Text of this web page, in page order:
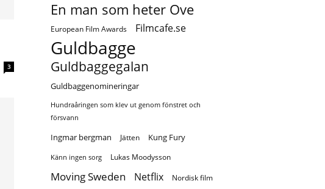
3
En man som heter Ove
European Film Awards Filmcafe.se
Guldbagge
Guldbaggegalan
Guldbaggenomineringar
Hundraåringen som klev ut genom fönstret och
försvann
Ingmar bergman Jätten Kung Fury
Känn ingen sorg Lukas Moodysson
Moving Sweden Netflix Nordisk film